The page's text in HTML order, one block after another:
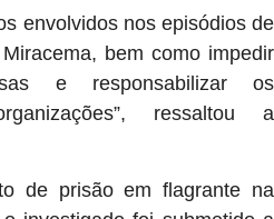
envolvidos nos episódios de
bem como impedir
e responsabilizar os
ressaltou a
de prisão em flagrante na